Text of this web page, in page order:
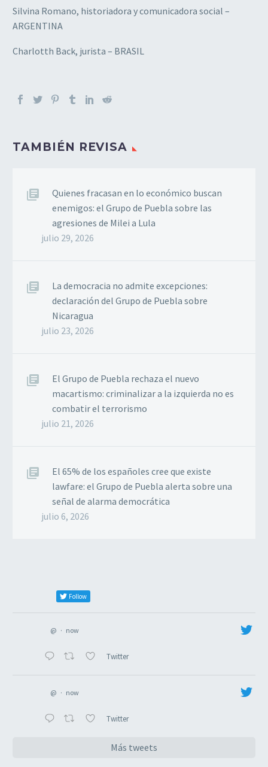
Silvina Romano, historiadora y comunicadora social –
ARGENTINA
Charlotth Back, jurista – BRASIL
TAMBIÉN REVISA
Quienes fracasan en lo económico buscan
enemigos: el Grupo de Puebla sobre las
agresiones de Milei a Lula
julio 29, 2026
La democracia no admite excepciones:
declaración del Grupo de Puebla sobre
Nicaragua
julio 23, 2026
El Grupo de Puebla rechaza el nuevo
macartismo: criminalizar a la izquierda no es
combatir el terrorismo
julio 21, 2026
El 65% de los españoles cree que existe
lawfare: el Grupo de Puebla alerta sobre una
señal de alarma democrática
julio 6, 2026
Follow
@ · now
Twitter
@ · now
Twitter
Más tweets